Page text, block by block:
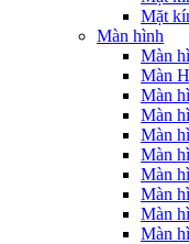
Mặt
Màn hình
Màn
Màn
Màn
Màn
Màn
Màn
Màn
Màn
Màn
Màn